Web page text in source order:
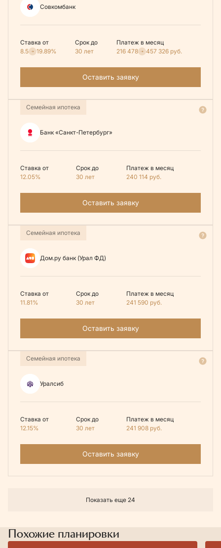
Совкомбанк
Ставка от
8.5
19.89%
Срок до
30 лет
Платеж в месяц
216 478
457 326 руб.
Оставить заявку
Семейная ипотека
Банк «Санкт-Петербург»
Ставка от
12.05%
Срок до
30 лет
Платеж в месяц
240 114 руб.
Оставить заявку
Семейная ипотека
Дом.ру банк (Урал ФД)
Ставка от
11.81%
Срок до
30 лет
Платеж в месяц
241 590 руб.
Оставить заявку
Семейная ипотека
Уралсиб
Ставка от
12.15%
Срок до
30 лет
Платеж в месяц
241 908 руб.
Оставить заявку
Показать еще 24
Похожие планировки